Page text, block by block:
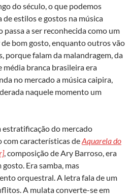
do século, o que podemos
estilos e gostos na música
passa a ser reconhecida como um
bom gosto, enquanto outros vão
porque falam da malandragem, da
média branca brasileira era
no mercado a música caipira,
naquele momento um
estratificação do mercado
características deAquarela do
, composição de Ary Barroso, era
Era samba, mas
orquestral. A letra fala de um
A mulata converte-se em